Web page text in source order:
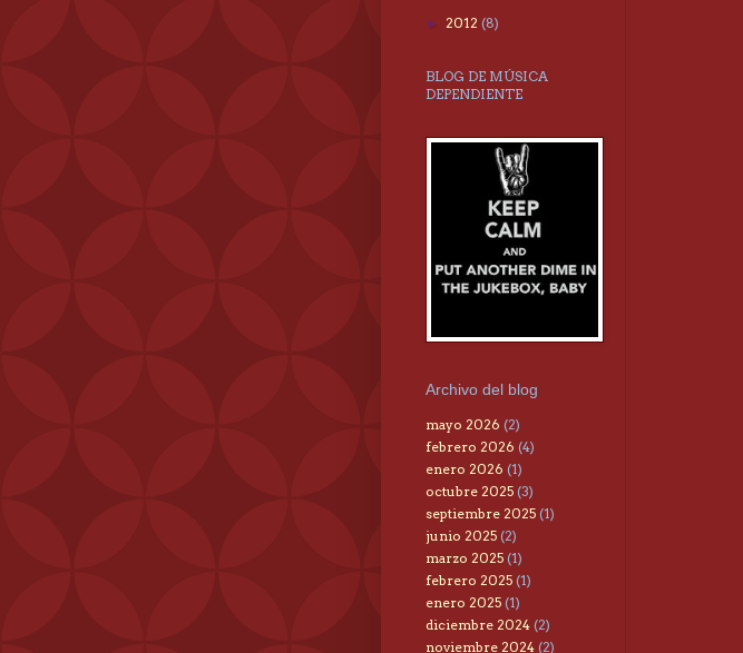
► 2012 (8)
BLOG DE MÚSICA
DEPENDIENTE
Archivo del blog
mayo 2026 (2)
febrero 2026 (4)
enero 2026 (1)
octubre 2025 (3)
septiembre 2025 (1)
junio 2025 (2)
marzo 2025 (1)
febrero 2025 (1)
enero 2025 (1)
diciembre 2024 (2)
noviembre 2024 (2)